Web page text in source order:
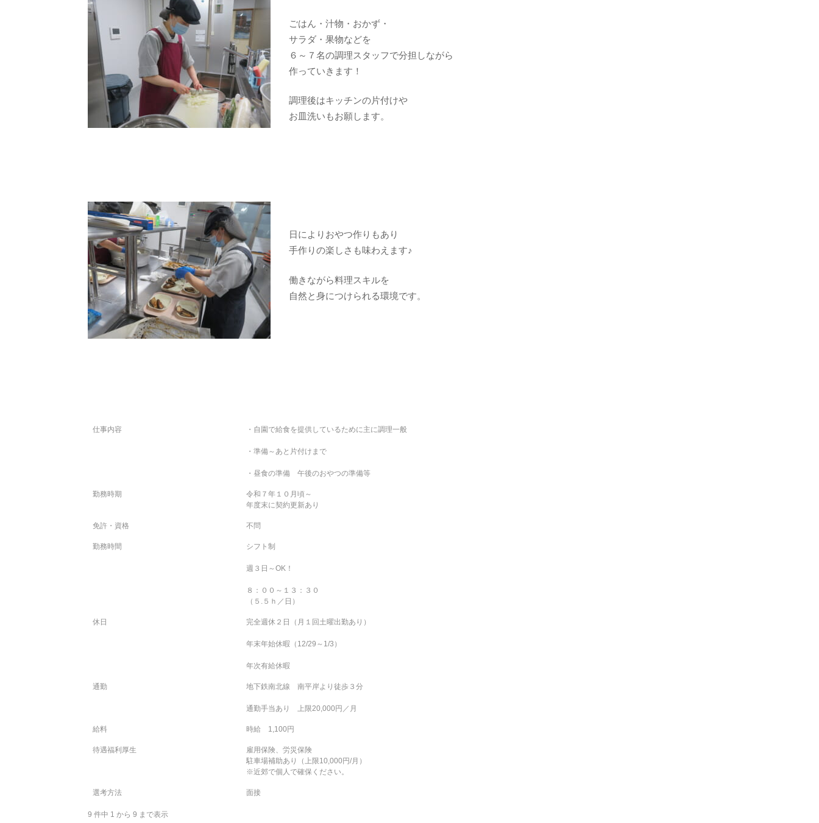
ごはん・汁物・おかず・
サラダ・果物などを
６～７名の調理スタッフで分担しながら
作っていきます！
調理後はキッチンの片付けや
お皿洗いもお願します。
日によりおやつ作りもあり
手作りの楽しさも味わえます♪
働きながら料理スキルを
自然と身につけられる環境です。
仕事内容 ・自園で給食を提供しているために主に調理一般
・準備～あと片付けまで
・昼食の準備 午後のおやつの準備等
勤務時期
令和７年１０月頃～
年度末に契約更新あり
免許・資格 不問
勤務時間 シフト制
週３日～OK！
８：００～１３：３０
（５.５ｈ／日）
休日 完全週休２日（月１回土曜出勤あり）
年末年始休暇（12/29～1/3）
年次有給休暇
通勤 地下鉄南北線 南平岸より徒歩３分
通勤手当あり 上限20,000円／月
給料 時給 1,100円
待遇福利厚生
雇用保険、労災保険
駐車場補助あり（上限10,000円/月）
※近郊で個人で確保ください。
選考方法 面接
9 件中 1 から 9 まで表示